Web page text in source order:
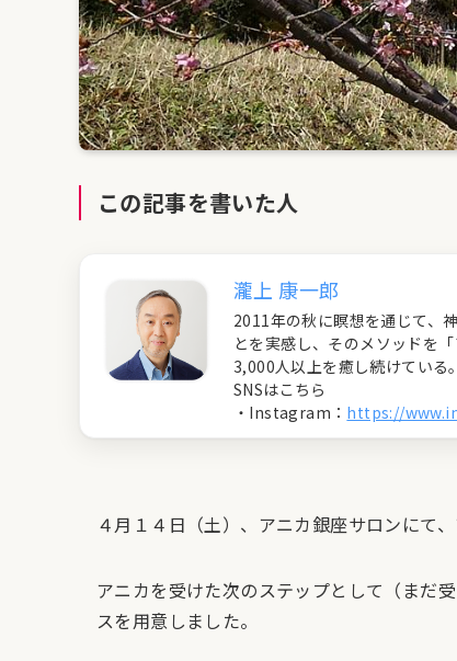
この記事を書いた人
瀧上 康一郎
2011年の秋に瞑想を通じて、
とを実感し、そのメソッドを
3,000人以上を癒し続けている。
SNSはこちら
・Instagram： https://
４月１４日（土）、アニカ銀座サロンにて
アニカを受けた次のステップとして（まだ
スを用意しました。